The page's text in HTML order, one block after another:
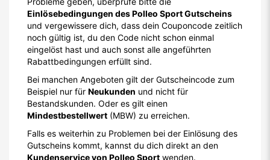
Gutscheins kommt, kannst du dich direkt an den
Kundenservice von Polleo Sport wenden.
Bei all unseren Rabatten hast du im Fenster, wo der
Rabattcode angezeigt wird, zudem die Möglichkeit
den Gutschein mit"Funktioniert" oder "Funktioniert
schnellsten Wege, dass es Probleme mit den Coupons
gibt und kümmern uns darum.
Inhalt melden